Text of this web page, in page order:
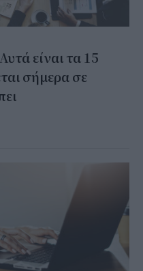
είναι τα 15
σήμερα σε